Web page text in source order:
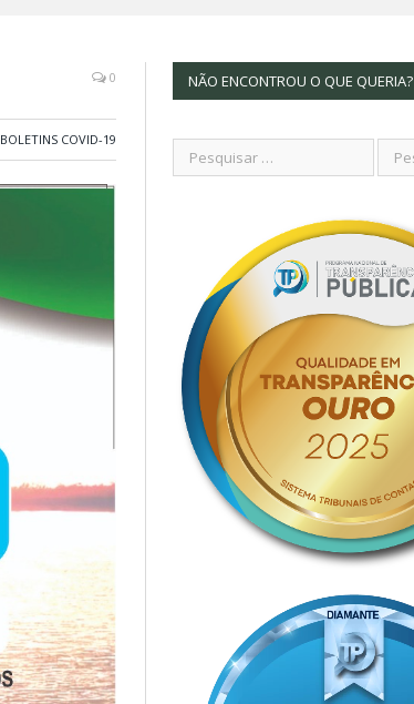
0
BOLETINS COVID-19
NÃO ENCONTROU O QUE QUERIA?